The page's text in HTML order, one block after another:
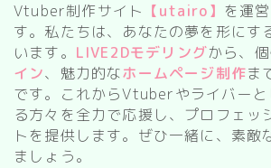
Vtuber制作サイト 【utairo】 を運
す。私たちは、あなたの夢を形にす
います。 LIVE2Dモデリングから、
イン、魅力的なホームページ制作ま
です。これからVtuberやライバーと
る方々を全力で応援し、プロフェッ
トを提供します。ぜひ一緒に、素敵
ましょう。